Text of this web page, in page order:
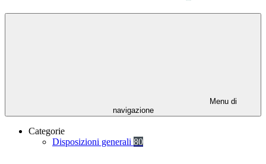
Menu di
navigazione
Categorie
Disposizioni generali 80